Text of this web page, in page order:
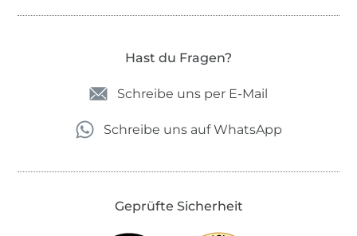
Hast du Fragen?
Schreibe uns per E-Mail
Schreibe uns auf WhatsApp
Geprüfte Sicherheit